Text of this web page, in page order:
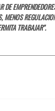
DE
MENOS
TRABAJAR".